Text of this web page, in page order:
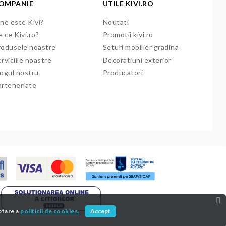
este Kivi?
ce Kivi.ro?
noastre
noastre
nostru
UTILE KIVI.RO
Noutati
Promotii kivi.ro
Seturi mobilier gradina
Decoratiuni exterior
Producatori
a politicii de cookies. Accept